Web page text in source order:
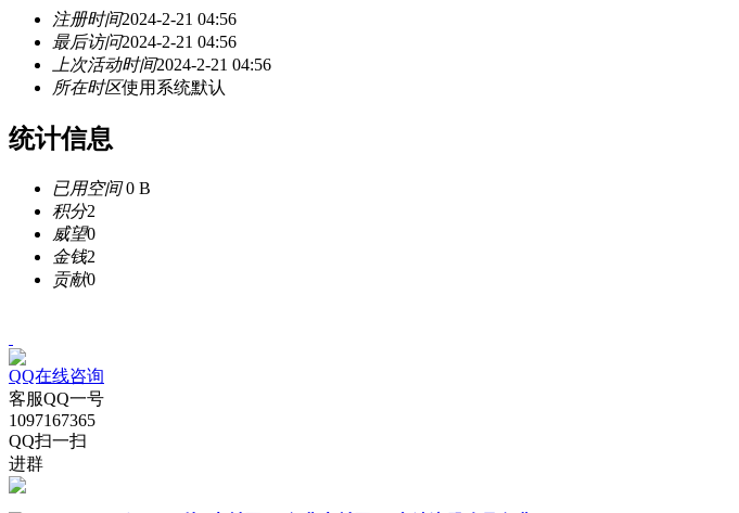
注册时间2024-2-21 04:56
最后访问2024-2-21 04:56
上次活动时间2024-2-21 04:56
所在时区使用系统默认
统计信息
已用空间0 B
积分2
威望0
金钱2
贡献0
QQ在线咨询
客服QQ一号
1097167365
QQ扫一扫
进群